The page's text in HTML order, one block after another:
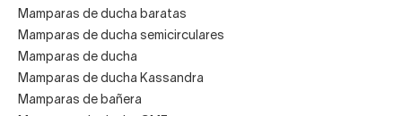
Mamparas de ducha baratas
Mamparas de ducha semicirculares
Mamparas de ducha
Mamparas de ducha Kassandra
Mamparas de bañera